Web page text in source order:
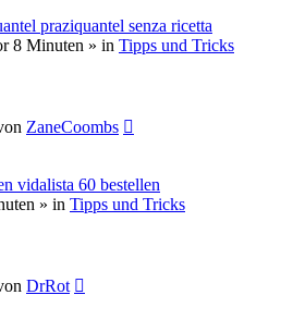
praziquantel senza ricetta
8 Minuten » in Tipps und Tricks
ZaneCoombs
vidalista 60 bestellen
» in Tipps und Tricks
DrRot